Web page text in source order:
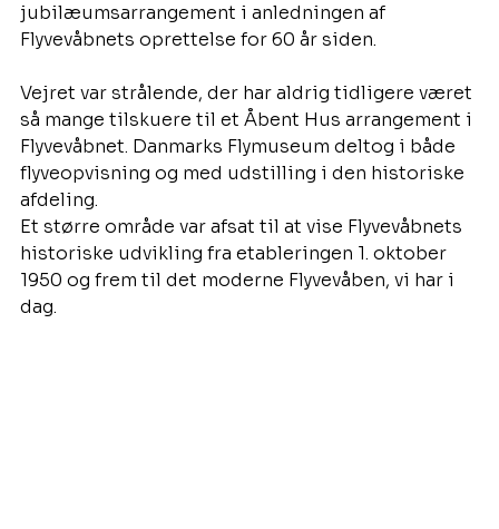
jubilæumsarrangement i anledningen af
Flyvevåbnets oprettelse for 60 år siden.
Vejret var strålende, der har aldrig tidligere været
så mange tilskuere til et Åbent Hus arrangement i
Flyvevåbnet. Danmarks Flymuseum deltog i både
flyveopvisning og med udstilling i den historiske
afdeling.
Et større område var afsat til at vise Flyvevåbnets
historiske udvikling fra etableringen 1. oktober
1950 og frem til det moderne Flyvevåben, vi har i
dag.